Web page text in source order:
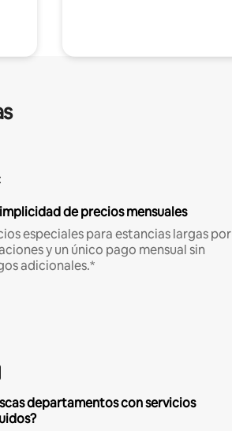
de precios mensuales
especiales para estancias largas por
y un único pago mensual sin
adicionales.*
departamentos con servicios